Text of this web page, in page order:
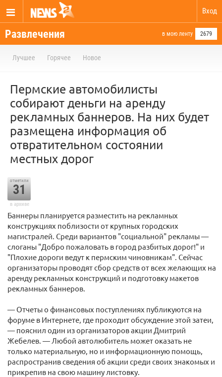
Вход
Развлечения в мою ленту 2679
Лучшее Горячее Новое
Пермские автомобилисты
собирают деньги на аренду
рекламных баннеров. На них будет
размещена информация об
отвратительном состоянии
местных дорог
отметили
31
в архиве
Баннеры планируется разместить на рекламных
конструкциях поблизости от крупных городских
магистралей. Среди вариантов "социальной" рекламы —
слоганы "Добро пожаловать в город разбитых дорог!" и
"Плохие дороги ведут к пермским чиновникам". Сейчас
организаторы проводят сбор средств от всех желающих на
аренду рекламных конструкций и подготовку макетов
рекламных баннеров.
— Отчеты о финансовых поступлениях публикуются на
форуме в Интернете, где проходит обсуждение этой затеи,
— пояснил один из организаторов акции Дмитрий
Жебелев. — Любой автолюбитель может оказать не
только материальную, но и информационную помощь,
распространив сведения об акции среди своих знакомых и
прикрепив на свою машину листовку.